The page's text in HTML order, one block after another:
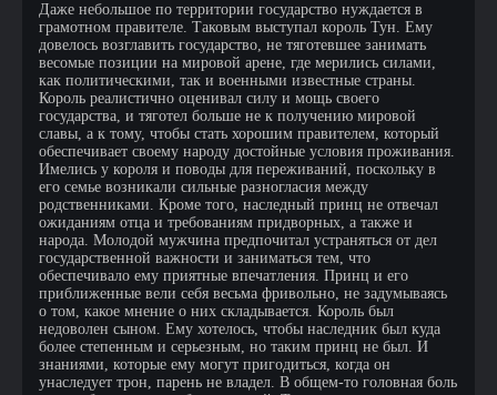
Даже небольшое по территории государство нуждается в
грамотном правителе. Таковым выступал король Тун. Ему
довелось возглавить государство, не тяготевшее занимать
весомые позиции на мировой арене, где мерились силами,
как политическими, так и военными известные страны.
Король реалистично оценивал силу и мощь своего
государства, и тяготел больше не к получению мировой
славы, а к тому, чтобы стать хорошим правителем, который
обеспечивает своему народу достойные условия проживания.
Имелись у короля и поводы для переживаний, поскольку в
его семье возникали сильные разногласия между
родственниками. Кроме того, наследный принц не отвечал
ожиданиям отца и требованиям придворных, а также и
народа. Молодой мужчина предпочитал устраняться от дел
государственной важности и заниматься тем, что
обеспечивало ему приятные впечатления. Принц и его
приближенные вели себя весьма фривольно, не задумываясь
о том, какое мнение о них складывается. Король был
недоволен сыном. Ему хотелось, чтобы наследник был куда
более степенным и серьезным, но таким принц не был. И
знаниями, которые ему могут пригодиться, когда он
унаследует трон, парень не владел. В общем-то головная боль